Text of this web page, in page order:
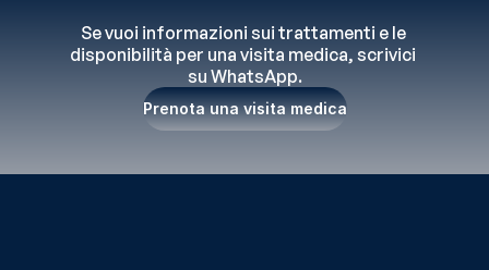
Se vuoi informazioni sui trattamenti e le
disponibilità per una visita medica, scrivici
su WhatsApp.
Prenota una visita medica